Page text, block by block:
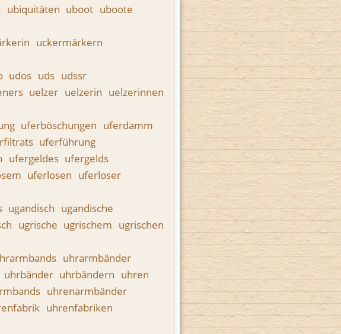
ubiquitäten uboot uboote
uckermärkern
udos uds udssr
uelzer uelzerin uelzerinnen
uferböschungen uferdamm
uferführung
ufergeldes ufergelds
uferlosen uferloser
ugandisch ugandische
ugrische ugrischem ugrischen
uhrarmbänder
uhrbänder uhrbändern uhren
uhrenarmbänder
uhrenfabriken